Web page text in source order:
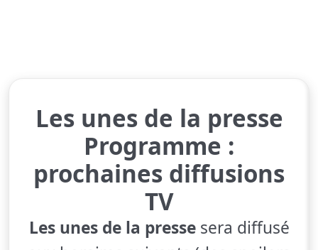
Les unes de la presse
Programme :
prochaines diffusions
TV
Les unes de la pressesera diffusé